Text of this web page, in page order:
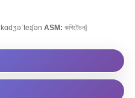
ˌkɑdʒəˈteɪʃən ASM: কগিটেচন]